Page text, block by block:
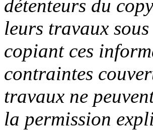
détenteurs du
leurs travaux
copiant ces
contraintes
travaux ne
la permission